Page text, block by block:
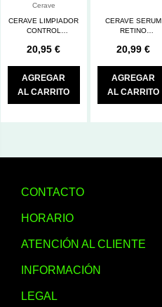
Cerave
CERAVE LIMPIADOR
CONTROL
473 ml
20,95 €
AGREGAR
AL CARRITO
CERAVE SERUM
RETINO
20,99 €
AGREGAR
AL CARRITO
CONTACTO
HORARIO
ATENCIÓN AL CLIENTE
INFORMACIÓN
LEGAL